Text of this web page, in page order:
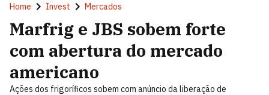
Home Invest Mercados
Marfrig e JBS sobem forte
com abertura do mercado
americano
Ações dos frigoríficos sobem com anúncio da liberação de